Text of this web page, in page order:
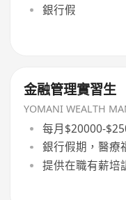
銀行假
金融管理實習生
YOMANI WEALTH
每月$20000-
銀行假期，醫療
提供在職有薪培